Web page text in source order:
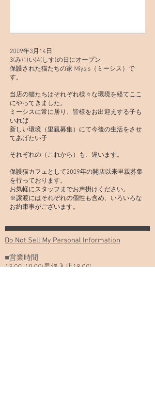
2009年3月14日
3(み)1(い)4(しす)の日にオープン
保護された猫たちの家 Miysis（ミーシス）で
す。
当店の猫たちはそれぞれ様々な環境を経てここ
にやってきました。
ミーシスに常に居り、皆様をお出迎えする子も
いれば
新しい環境（里親募集）にて今後の生活をさせ
てあげたい子
それぞれの（これから）も、違います。
保護猫カフェとして2009年の開店以来里親募集
を行っております。
お気軽にスタッフまでお声掛けください。
※譲渡にはそれぞれの個性も含め、いろいろな
お約束事がございます。
Do Not Sell My Personal Information
■営業時間
13:00-19:00(最終入店18:00)